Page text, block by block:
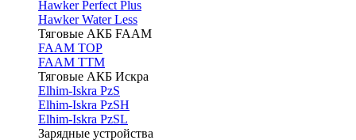
Hawker Perfect Plus
Hawker Water Less
Тяговые АКБ FAAM
FAAM TOP
FAAM TTM
Тяговые АКБ Искра
Elhim-Iskra PzS
Elhim-Iskra PzSH
Elhim-Iskra PzSL
Зарядные устройства